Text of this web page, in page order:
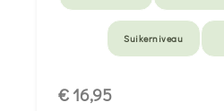
Suikerniveau
€ 16,95